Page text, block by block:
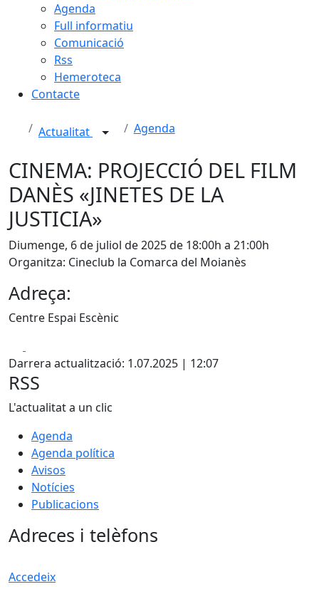
Agenda
Full informatiu
Comunicació
Rss
Hemeroteca
Contacte
Actualitat Agenda
CINEMA: PROJECCIÓ DEL FILM
DANÈS «JINETES DE LA
JUSTICIA»
Diumenge, 6 de juliol de 2025 de 18:00h a 21:00h
Organitza: Cineclub la Comarca del Moianès
Adreça:
Centre Espai Escènic
Darrera actualització: 1.07.2025 | 12:07
RSS
L'actualitat a un clic
Agenda
Agenda política
Avisos
Notícies
Publicacions
Adreces i telèfons
Accedeix